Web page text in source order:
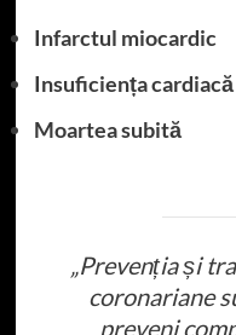
Infarctul miocardic
Insuficiența cardiacă
Moartea subită
„Prevenția și
coronariane
preveni